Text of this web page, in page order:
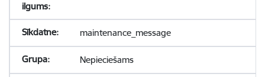
maintenance_message
Nepieciešams